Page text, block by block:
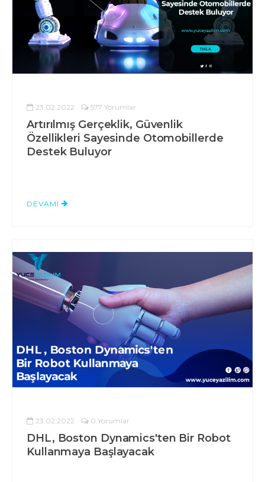
23.02.2022 577 Yorumlar
Artırılmış Gerçeklik, Güvenlik
Özellikleri Sayesinde Otomobillerde
Destek Buluyor
DEVAMI
23.02.2022 0 Yorumlar
DHL, Boston Dynamics'ten Bir Robot
Kullanmaya Başlayacak